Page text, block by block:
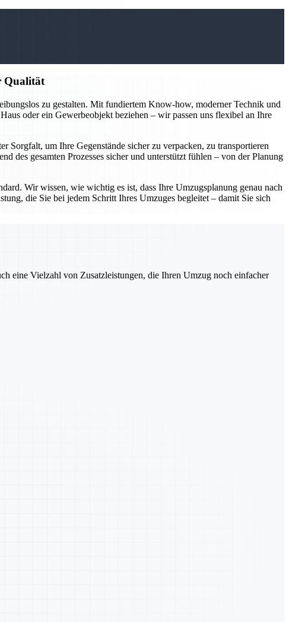
Qualität
zu gestalten. Mit fundiertem Know-how, moderner Technik und
oder ein Gewerbeobjekt beziehen – wir passen uns flexibel an Ihre
um Ihre Gegenstände sicher zu verpacken, zu transportieren
des gesamten Prozesses sicher und unterstützt fühlen – von der Planung
Wir wissen, wie wichtig es ist, dass Ihre Umzugsplanung genau nach
die Sie bei jedem Schritt Ihres Umzuges begleitet – damit Sie sich
eine Vielzahl von Zusatzleistungen, die Ihren Umzug noch einfacher